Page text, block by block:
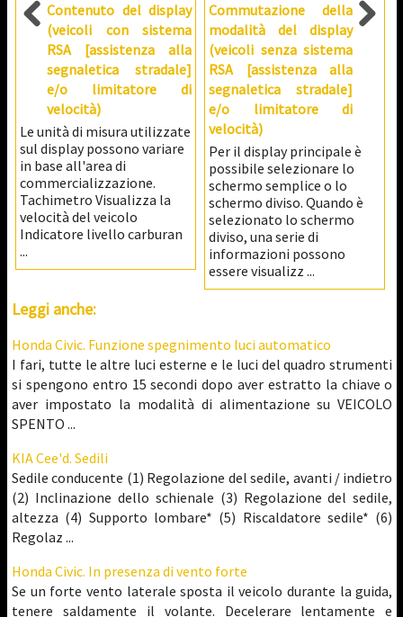
Contenuto del display
(veicoli con sistema
RSA [assistenza alla
segnaletica stradale]
e/o limitatore di
velocità)
Le unità di misura utilizzate
sul display possono variare
in base all'area di
commercializzazione.
Tachimetro Visualizza la
velocità del veicolo
Indicatore livello carburan
...
Commutazione della
modalità del display
(veicoli senza sistema
RSA [assistenza alla
segnaletica stradale]
e/o limitatore di
velocità)
Per il display principale è
possibile selezionare lo
schermo semplice o lo
schermo diviso. Quando è
selezionato lo schermo
diviso, una serie di
informazioni possono
essere visualizz ...
Leggi anche:
Honda Civic. Funzione spegnimento luci automatico
I fari, tutte le altre luci esterne e le luci del quadro strumenti
si spengono entro 15 secondi dopo aver estratto la chiave o
aver impostato la modalità di alimentazione su VEICOLO
SPENTO ...
KIA Cee'd. Sedili
Sedile conducente (1) Regolazione del sedile, avanti / indietro
(2) Inclinazione dello schienale (3) Regolazione del sedile,
altezza (4) Supporto lombare* (5) Riscaldatore sedile* (6)
Regolaz ...
Honda Civic. In presenza di vento forte
Se un forte vento laterale sposta il veicolo durante la guida,
tenere saldamente il volante. Decelerare lentamente e